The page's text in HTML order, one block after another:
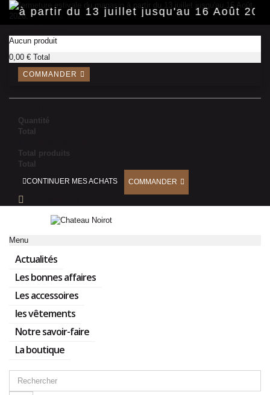
à partir du 13 juillet jusqu'au 16 Août
Aucun produit
0,00 € Total
COMMANDER
Quantité
Total
Total produits
Total
CONTINUER MES ACHATS COMMANDER
Menu
Actualités
Les bonnes affaires
Les accessoires
les vêtements
Notre savoir-faire
La boutique
Panneau de gestion des cookies